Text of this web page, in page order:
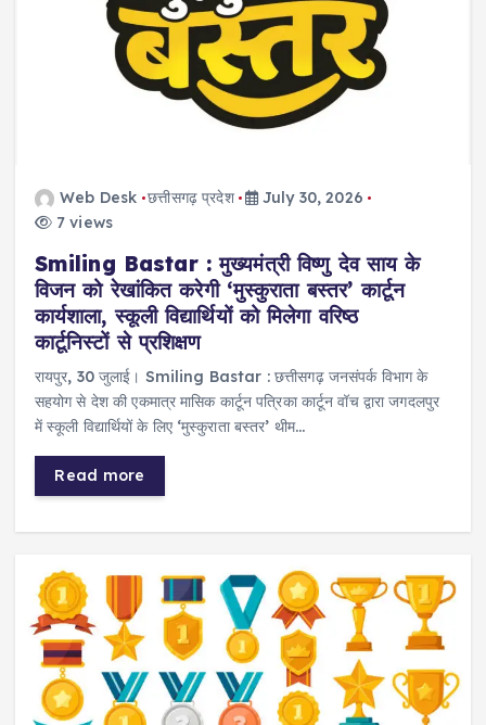
Web Desk छत्तीसगढ़ प्रदेश
July 30, 2026
7 views
Smiling Bastar : मुख्यमंत्री विष्णु देव साय के
विजन को रेखांकित करेगी ‘मुस्कुराता बस्तर’ कार्टून
कार्यशाला, स्कूली विद्यार्थियों को मिलेगा वरिष्ठ
कार्टूनिस्टों से प्रशिक्षण
रायपुर, 30 जुलाई। Smiling Bastar : छत्तीसगढ़ जनसंपर्क विभाग के
सहयोग से देश की एकमात्र मासिक कार्टून पत्रिका कार्टून वॉच द्वारा जगदलपुर
में स्कूली विद्यार्थियों के लिए ‘मुस्कुराता बस्तर’ थीम…
Read more